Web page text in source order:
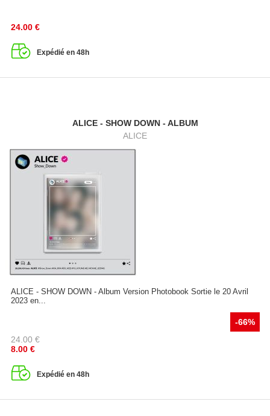
24.00 €
Expédié en 48h
ALICE - SHOW DOWN - ALBUM
ALICE
ALICE - SHOW DOWN - Album Version Photobook Sortie le 20 Avril
2023 en...
-66%
24.00 €
8.00 €
Expédié en 48h